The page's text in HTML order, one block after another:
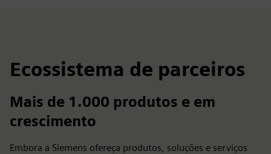
Ecossistema de parceiros
Mais de 1.000 produtos e em
crescimento
Embora a Siemens ofereça produtos, soluções e serviços